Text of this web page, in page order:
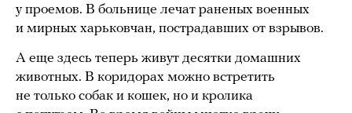
у проемов. В больнице лечат раненых военных
и мирных харьковчан, пострадавших от взрывов.
А еще здесь теперь живут десятки домашних
животных. В коридорах можно встретить
не только собак и кошек, но и кролика